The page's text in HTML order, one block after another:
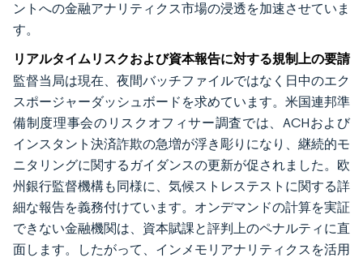
ントへの金融アナリティクス市場の浸透を加速させていま
す。
リアルタイムリスクおよび資本報告に対する規制上の要請
監督当局は現在、夜間バッチファイルではなく日中のエク
スポージャーダッシュボードを求めています。米国連邦準
備制度理事会のリスクオフィサー調査では、ACHおよび
インスタント決済詐欺の急増が浮き彫りになり、継続的モ
ニタリングに関するガイダンスの更新が促されました。欧
州銀行監督機構も同様に、気候ストレステストに関する詳
細な報告を義務付けています。オンデマンドの計算を実証
できない金融機関は、資本賦課と評判上のペナルティに直
面します。したがって、インメモリアナリティクスを活用